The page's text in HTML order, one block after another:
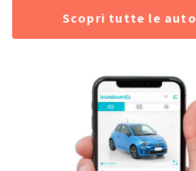
Scopri tutte le auto